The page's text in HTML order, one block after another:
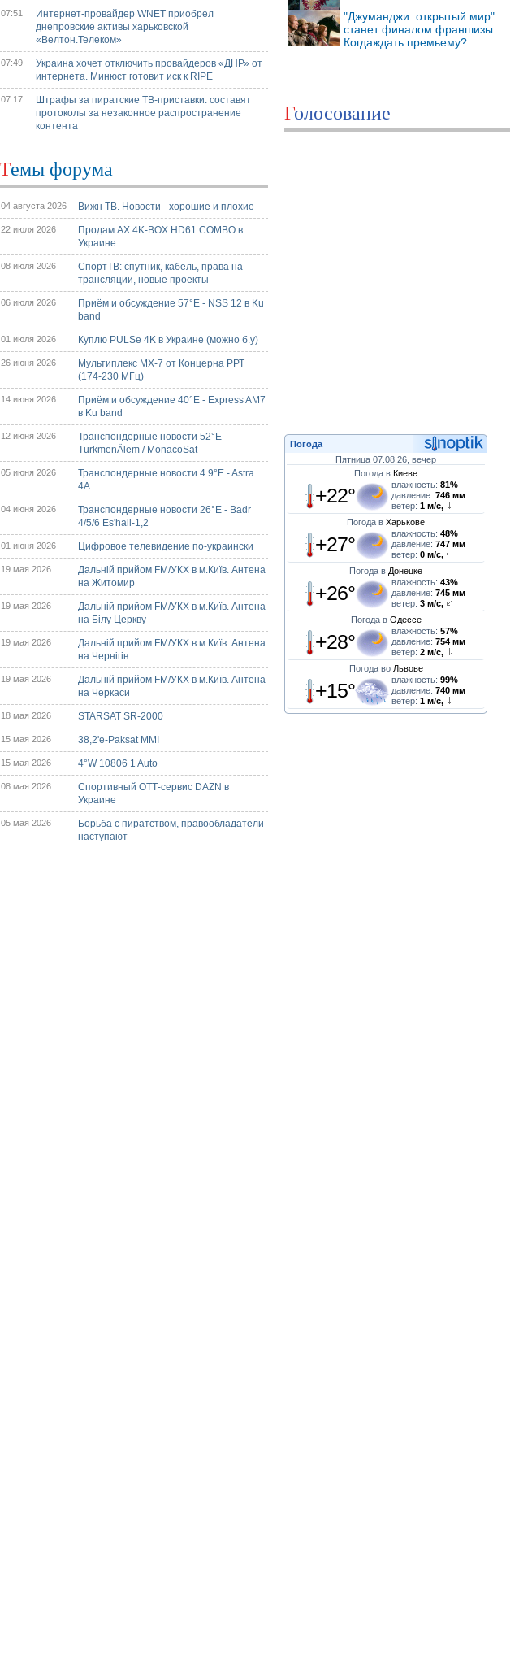
"Джуманджи: открытый мир"
станет финалом франшизы.
Когдаждать премьему?
Голосование
Погода
Пятница 07.08.26, вечер
Погода в Киеве
+22° влажность: 81%
давление: 746 мм
ветер: 1 м/с,
Погода в Харькове
+27° влажность: 48%
давление: 747 мм
ветер: 0 м/с,
Погода в Донецке
+26° влажность: 43%
давление: 745 мм
ветер: 3 м/с,
Погода в Одессе
+28° влажность: 57%
давление: 754 мм
ветер: 2 м/с,
Погода во Львове
+15° влажность: 99%
давление: 740 мм
ветер: 1 м/с,
07:51
Интернет-провайдер WNET приобрел
днепровские активы харьковской
«Велтон.Телеком»
07:49
Украина хочет отключить провайдеров «ДНР» от
интернета. Минюст готовит иск к RIPE
07:17
Штрафы за пиратские ТВ-приставки: составят
протоколы за незаконное распространение
контента
Темы форума
04 августа 2026 Вижн ТВ. Новости - хорошие и плохие
22 июля 2026
Продам AX 4K-BOX HD61 COMBO в
Украине.
08 июля 2026
СпортТВ: спутник, кабель, права на
трансляции, новые проекты
06 июля 2026
Приём и обсуждение 57°E - NSS 12 в Ku
band
01 июля 2026 Куплю PULSe 4K в Украине (можно б.у)
26 июня 2026
Мультиплекс МХ-7 от Концерна РРТ
(174-230 МГц)
14 июня 2026
Приём и обсуждение 40°E - Express AM7
в Ku band
12 июня 2026
Транспондерные новости 52°E -
TurkmenÄlem / MonacoSat
05 июня 2026
Транспондерные новости 4.9°E - Astra
4A
04 июня 2026
Транспондерные новости 26°E - Badr
4/5/6 Es'hail-1,2
01 июня 2026 Цифровое телевидение по-украински
19 мая 2026
Дальній прийом FM/УКХ в м.Київ. Антена
на Житомир
19 мая 2026
Дальній прийом FM/УКХ в м.Київ. Антена
на Білу Церкву
19 мая 2026
Дальній прийом FM/УКХ в м.Київ. Антена
на Чернігів
19 мая 2026
Дальній прийом FM/УКХ в м.Київ. Антена
на Черкаси
18 мая 2026 STARSAT SR-2000
15 мая 2026 38,2'e-Paksat MMI
15 мая 2026 4°W 10806 1 Auto
08 мая 2026
Спортивный ОТТ-сервис DAZN в
Украине
05 мая 2026
Борьба с пиратством, правообладатели
наступают